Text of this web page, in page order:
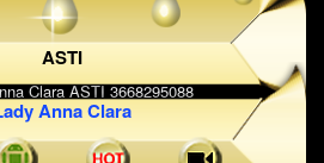
ASTI
Anna Clara